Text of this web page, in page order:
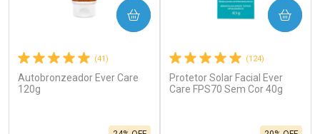
(41)
Autobronzeador Ever Care
120g
COMPRAR
(124)
Protetor Solar Facial Ever
Care FPS70 Sem Cor 40g
COMPRAR